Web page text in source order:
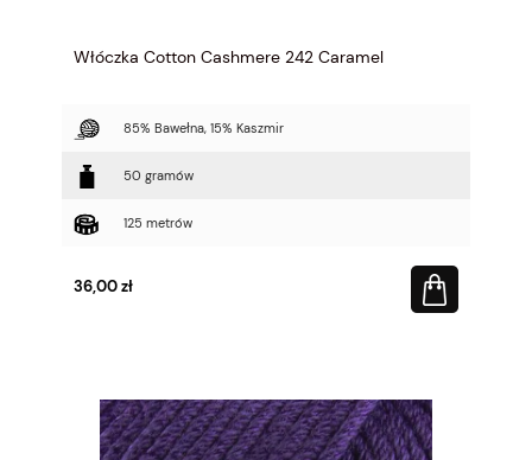
Włóczka Cotton Cashmere 242 Caramel
85% Bawełna, 15% Kaszmir
50 gramów
125 metrów
36,00 zł